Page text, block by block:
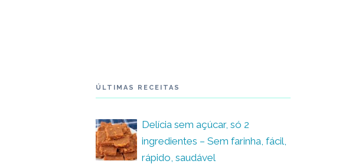
ÚLTIMAS RECEITAS
Delícia sem açúcar, só 2
ingredientes – Sem farinha, fácil,
rápido, saudável